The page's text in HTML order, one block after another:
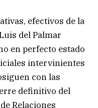
efectivos de la
del Palmar
en perfecto estado
intervinientes
con las
definitivo del
Relaciones